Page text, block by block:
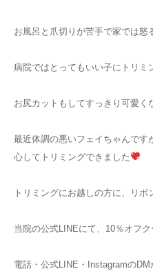
お風呂と爪切りが苦手で家では怒
病院ではとってもいい子にトリミ
お尻カットもしてすっきり可愛く
最近体調の悪いフェイちゃんです
心してトリミングできました
トリミングにお越しの方に、リ
当院の公式LINEにて、10％オフ
電話・公式LINE・Instagramの